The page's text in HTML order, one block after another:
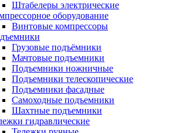
Штабелеры электрические
оборудование
Винтовые компрессоры
Грузовые подъёмники
Мачтовые подъемники
Подъемники ножничные
Подъемники телескопические
Подъемники фасадные
Самоходные подъемники
Шахтные подъемники
гидравлические